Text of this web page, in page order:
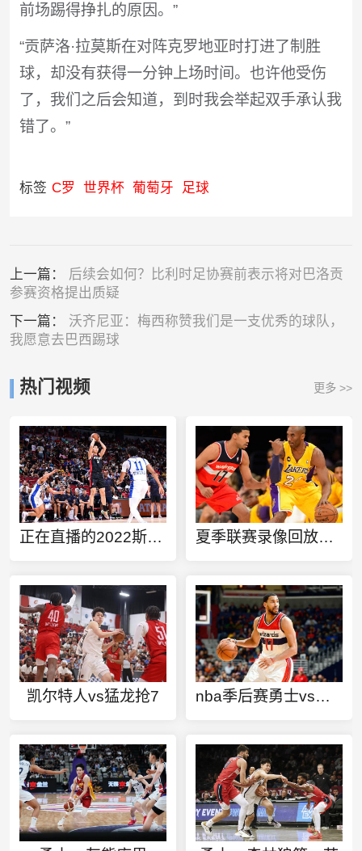
前场踢得挣扎的原因。”
“贡萨洛·拉莫斯在对阵克罗地亚时打进了制胜
球，却没有获得一分钟上场时间。也许他受伤
了，我们之后会知道，到时我会举起双手承认我
错了。”
标签 C罗 世界杯 葡萄牙 足球
上一篇： 后续会如何？比利时足协赛前表示将对巴洛贡
参赛资格提出质疑
下一篇： 沃齐尼亚：梅西称赞我们是一支优秀的球队，
我愿意去巴西踢球
热门视频 更多 >>
正在直播的2022斯诺克比赛视频 夏季联赛录像回放火箭VS篮网
凯尔特人vs猛龙抢7 nba季后赛勇士vs开拓者第七场